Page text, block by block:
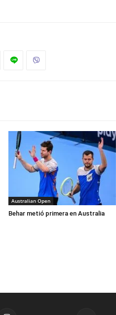
Australian Open
Behar metió primera en Australia